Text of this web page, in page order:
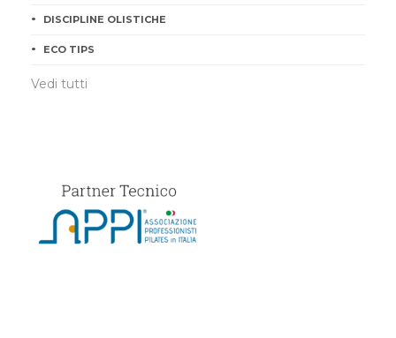
DISCIPLINE OLISTICHE
ECO TIPS